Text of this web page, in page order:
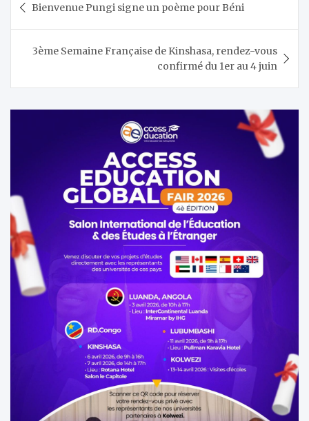
de Bienvenue Pungi signe un poème pour Béni
3ème Semaine Française de Kinshasa, rendez-vous
confirmé du 1er au 4 juin